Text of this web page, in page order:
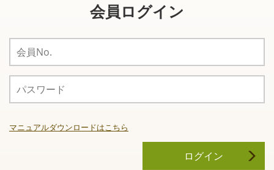
会員ログイン
マニュアルダウンロードはこちら
ログイン